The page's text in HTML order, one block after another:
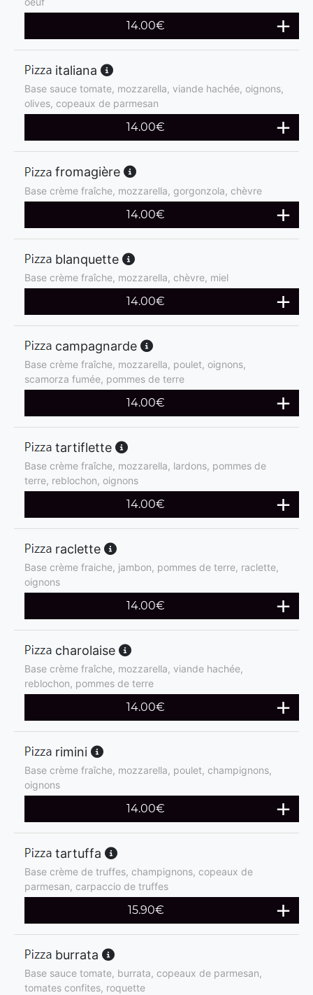
14.00€
italiana
Base sauce tomate, mozzarella, viande hachée, oignons,
olives, copeaux de parmesan
14.00€
fromagière
Base crème fraîche, mozzarella, gorgonzola, chèvre
14.00€
blanquette
Base crème fraîche, mozzarella, chèvre, miel
14.00€
campagnarde
Base crème fraîche, mozzarella, poulet, oignons,
scamorza fumée, pommes de terre
14.00€
tartiflette
Base crème fraîche, mozzarella, lardons, pommes de
terre, reblochon, oignons
14.00€
raclette
Base crème fraiche, jambon, pommes de terre, raclette,
oignons
14.00€
charolaise
Base crème fraîche, mozzarella, viande hachée,
reblochon, pommes de terre
14.00€
rimini
Base crème fraîche, mozzarella, poulet, champignons,
oignons
14.00€
tartuffa
Base crème de truffes, champignons, copeaux de
parmesan, carpaccio de truffes
15.90€
burrata
Base sauce tomate, burrata, copeaux de parmesan,
tomates confites, roquette